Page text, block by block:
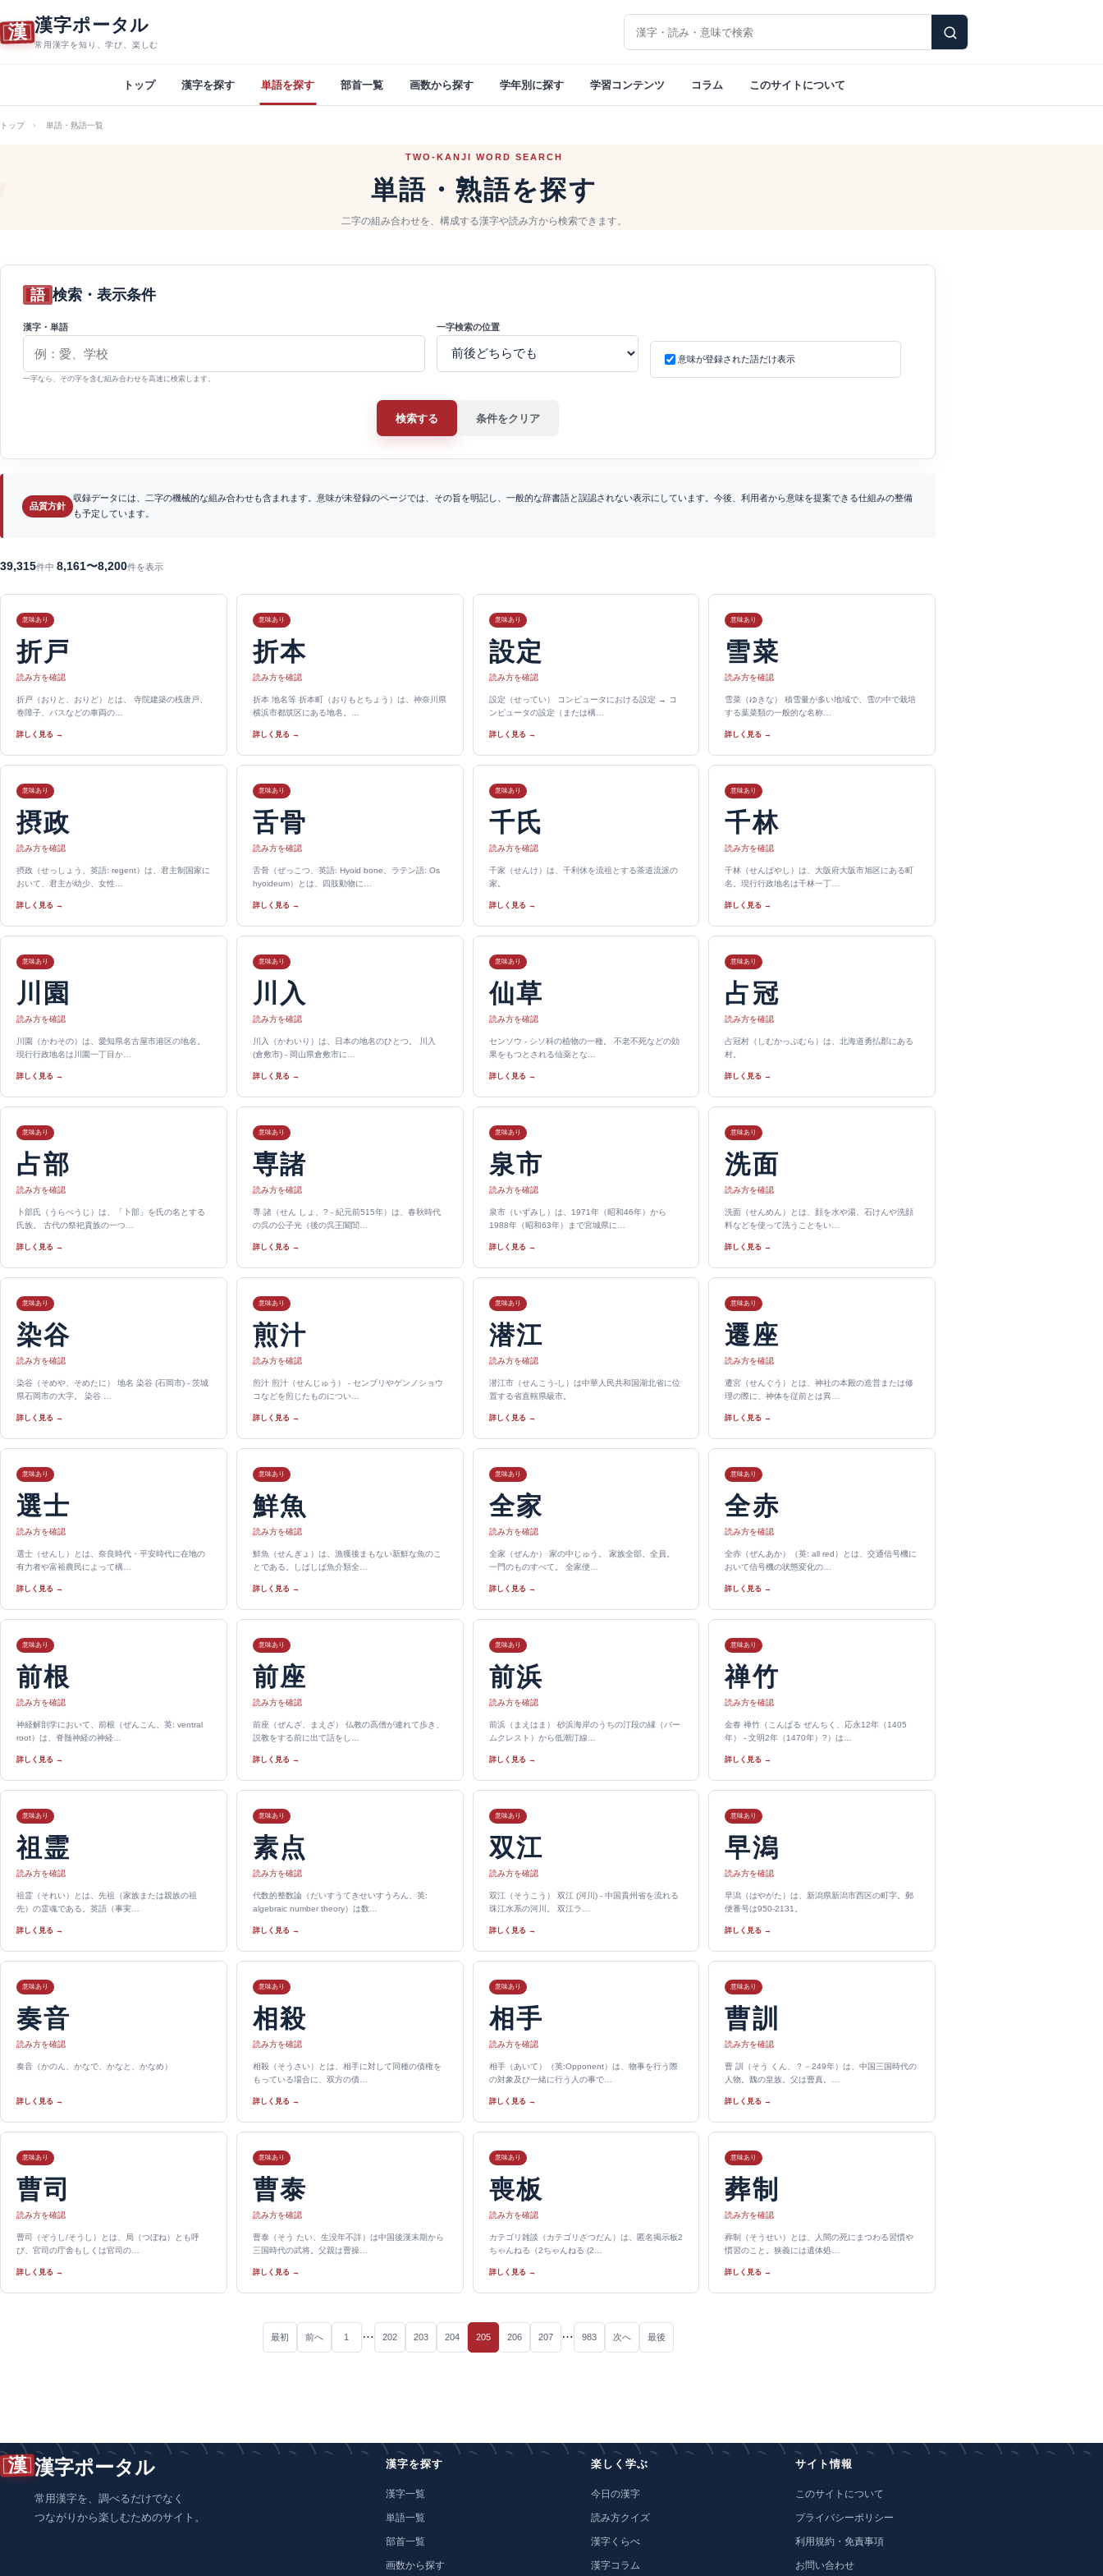
漢 漢字ポータル
常用漢字を知り、学び、楽しむ
漢字を検索
トップ 漢字を探す 単語を探す 部首一覧 画数から探す 学年別に探す 学習コンテンツ コラム このサイトについて
トップ 単語・熟語一覧
TWO-KANJI WORD SEARCH
単語・熟語を探す
二字の組み合わせを、構成する漢字や読み方から検索できます。
語 検索・表示条件
漢字・単語
一字なら、その字を含む組み合わせを高速に検索します。
一字検索の位置
意味が登録された語だけ表示
検索する 条件をクリア
品質方針
収録データには、二字の機械的な組み合わせも含まれます。意味が未登録のページでは、その旨を明記し、一般的な辞書語と誤認されない表示にしています。今後、利用者から意味を提案できる仕組みの整備
も予定しています。
39,315件中 8,161〜8,200件を表示
意味あり
折戸
読み方を確認
折戸（おりと、おりど）とは、 寺院建築の桟唐戸、
巻障子、バスなどの車両の…
詳しく見る →
意味あり
折本
読み方を確認
折本 地名等 折本町（おりもとちょう）は、神奈川県
横浜市都筑区にある地名。…
詳しく見る →
意味あり
設定
読み方を確認
設定（せってい） コンピュータにおける設定 → コ
ンピュータの設定（または構…
詳しく見る →
意味あり
雪菜
読み方を確認
雪菜（ゆきな） 積雪量が多い地域で、雪の中で栽培
する葉菜類の一般的な名称…
詳しく見る →
意味あり
摂政
読み方を確認
摂政（せっしょう、英語: regent）は、君主制国家に
おいて、君主が幼少、女性…
詳しく見る →
意味あり
舌骨
読み方を確認
舌骨（ぜっこつ、英語: Hyoid bone、ラテン語: Os
hyoideum）とは、四肢動物に…
詳しく見る →
意味あり
千氏
読み方を確認
千家（せんけ）は、千利休を流祖とする茶道流派の
家。
詳しく見る →
意味あり
千林
読み方を確認
千林（せんばやし）は、大阪府大阪市旭区にある町
名。現行行政地名は千林一丁…
詳しく見る →
意味あり
川園
読み方を確認
川園（かわその）は、愛知県名古屋市港区の地名。
現行行政地名は川園一丁目か…
詳しく見る →
意味あり
川入
読み方を確認
川入（かわいり）は、日本の地名のひとつ。 川入
(倉敷市) - 岡山県倉敷市に…
詳しく見る →
意味あり
仙草
読み方を確認
センソウ - シソ科の植物の一種。 不老不死などの効
果をもつとされる仙薬とな…
詳しく見る →
意味あり
占冠
読み方を確認
占冠村（しむかっぷむら）は、北海道勇払郡にある
村。
詳しく見る →
意味あり
占部
読み方を確認
卜部氏（うらべうじ）は、「卜部」を氏の名とする
氏族。 古代の祭祀貴族の一つ…
詳しく見る →
意味あり
専諸
読み方を確認
専 諸（せん しょ、? - 紀元前515年）は、春秋時代
の呉の公子光（後の呉王闔閭…
詳しく見る →
意味あり
泉市
読み方を確認
泉市（いずみし）は、1971年（昭和46年）から
1988年（昭和63年）まで宮城県に…
詳しく見る →
意味あり
洗面
読み方を確認
洗面（せんめん）とは、顔を水や湯、石けんや洗顔
料などを使って洗うことをい…
詳しく見る →
意味あり
染谷
読み方を確認
染谷（そめや、そめたに） 地名 染谷 (石岡市) - 茨城
県石岡市の大字。 染谷 …
詳しく見る →
意味あり
煎汁
読み方を確認
煎汁 煎汁（せんじゅう） - センブリやゲンノショウ
コなどを煎じたものについ…
詳しく見る →
意味あり
潜江
読み方を確認
潜江市（せんこう-し）は中華人民共和国湖北省に位
置する省直轄県級市。
詳しく見る →
意味あり
遷座
読み方を確認
遷宮（せんぐう）とは、神社の本殿の造営または修
理の際に、神体を従前とは異…
詳しく見る →
意味あり
選士
読み方を確認
選士（せんし）とは、奈良時代・平安時代に在地の
有力者や富裕農民によって構…
詳しく見る →
意味あり
鮮魚
読み方を確認
鮮魚（せんぎょ）は、漁獲後まもない新鮮な魚のこ
とである。しばしば魚介類全…
詳しく見る →
意味あり
全家
読み方を確認
全家（ぜんか） 家の中じゅう。 家族全部、全員。
一門のものすべて。 全家便…
詳しく見る →
意味あり
全赤
読み方を確認
全赤（ぜんあか）（英: all red）とは、交通信号機に
おいて信号機の状態変化の…
詳しく見る →
意味あり
前根
読み方を確認
神経解剖学において、前根（ぜんこん、英: ventral
root）は、脊髄神経の神経…
詳しく見る →
意味あり
前座
読み方を確認
前座（ぜんざ、まえざ） 仏教の高僧が連れて歩き、
説教をする前に出て話をし…
詳しく見る →
意味あり
前浜
読み方を確認
前浜（まえはま） 砂浜海岸のうちの汀段の縁（バー
ムクレスト）から低潮汀線…
詳しく見る →
意味あり
禅竹
読み方を確認
金春 禅竹（こんぱる ぜんちく、応永12年（1405
年） - 文明2年（1470年）?）は…
詳しく見る →
意味あり
祖霊
読み方を確認
祖霊（それい）とは、先祖（家族または親族の祖
先）の霊魂である。英語（事実…
詳しく見る →
意味あり
素点
読み方を確認
代数的整数論（だいすうてきせいすうろん、英:
algebraic number theory）は数…
詳しく見る →
意味あり
双江
読み方を確認
双江（そうこう） 双江 (河川) - 中国貴州省を流れる
珠江水系の河川。 双江ラ…
詳しく見る →
意味あり
早潟
読み方を確認
早潟（はやがた）は、新潟県新潟市西区の町字。郵
便番号は950-2131。
詳しく見る →
意味あり
奏音
読み方を確認
奏音（かのん、かなで、かなと、かなめ）
詳しく見る →
意味あり
相殺
読み方を確認
相殺（そうさい）とは、相手に対して同種の債権を
もっている場合に、双方の債…
詳しく見る →
意味あり
相手
読み方を確認
相手（あいて）（英:Opponent）は、物事を行う際
の対象及び一緒に行う人の事で…
詳しく見る →
意味あり
曹訓
読み方を確認
曹 訓（そう くん、？－249年）は、中国三国時代の
人物。魏の皇族。父は曹真。…
詳しく見る →
意味あり
曹司
読み方を確認
曹司（ぞうし/そうし）とは、局（つぼね）とも呼
び、官司の庁舎もしくは官司の…
詳しく見る →
意味あり
曹泰
読み方を確認
曹泰（そう たい、生没年不詳）は中国後漢末期から
三国時代の武将。父親は曹操…
詳しく見る →
意味あり
喪板
読み方を確認
カテゴリ雑談（カテゴリざつだん）は、匿名掲示板2
ちゃんねる（2ちゃんねる (2…
詳しく見る →
意味あり
葬制
読み方を確認
葬制（そうせい）とは、人間の死にまつわる習慣や
慣習のこと。狭義には遺体処…
詳しく見る →
最初 前へ 1 … 202 203 204 205 206 207 … 983 次へ 最後
漢 漢字ポータル
常用漢字を、調べるだけでなく
つながりから楽しむためのサイト。
漢字を探す
漢字一覧
単語一覧
部首一覧
画数から探す
楽しく学ぶ
今日の漢字
読み方クイズ
漢字くらべ
漢字コラム
サイト情報
このサイトについて
プライバシーポリシー
利用規約・免責事項
お問い合わせ